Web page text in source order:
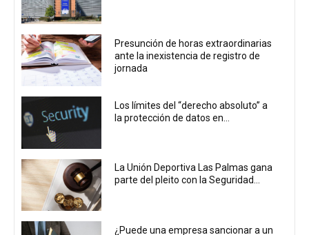
Presunción de horas extraordinarias
ante la inexistencia de registro de
jornada
Los límites del “derecho absoluto” a
la protección de datos en...
La Unión Deportiva Las Palmas gana
parte del pleito con la Seguridad...
¿Puede una empresa sancionar a un